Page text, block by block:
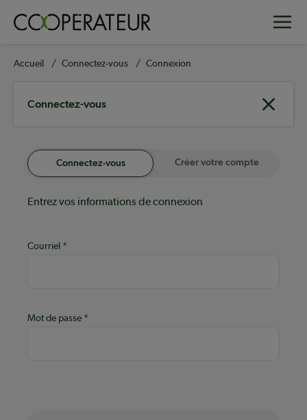
principal
Fil
Accueil Connectez-vous Connexion
Connectez-vous
Connectez-vous Créer votre compte
Entrez vos informations de connexion
Courriel
Mot de passe